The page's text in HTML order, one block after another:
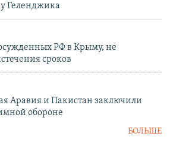
у Геленджика
РФ в Крыму, не
сроков
Аравия и Пакистан заключили
обороне
БОЛЬШЕ